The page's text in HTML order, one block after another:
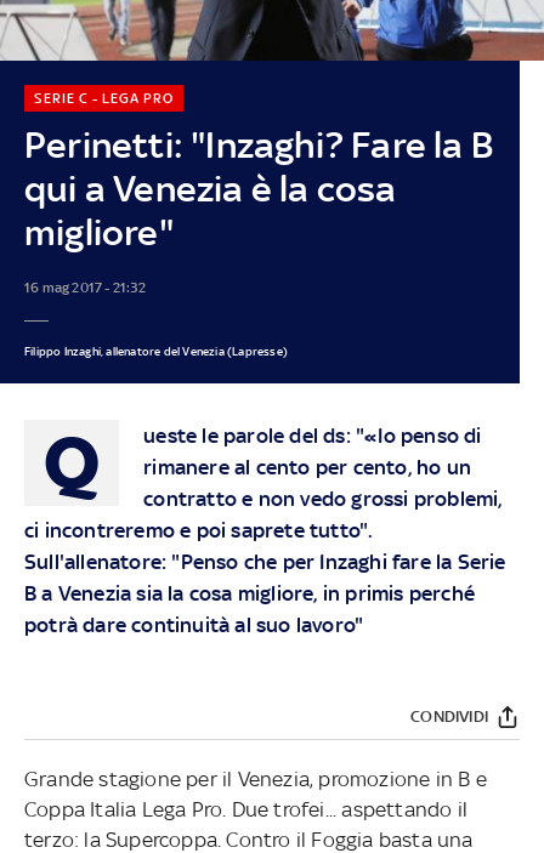
Perinetti: "Inzaghi? Fare la B
qui a Venezia è la cosa
migliore"
SERIE C - LEGA PRO
16 mag 2017 - 21:32
Filippo Inzaghi, allenatore del Venezia (Lapresse)
Q
ueste le parole del ds: "«Io penso di
rimanere al cento per cento, ho un
contratto e non vedo grossi problemi,
ci incontreremo e poi saprete tutto".
Sull'allenatore: "Penso che per Inzaghi fare la Serie
B a Venezia sia la cosa migliore, in primis perché
potrà dare continuità al suo lavoro"
CONDIVIDI
Grande stagione per il Venezia, promozione in B e
Coppa Italia Lega Pro. Due trofei... aspettando il
terzo: la Supercoppa. Contro il Foggia basta una